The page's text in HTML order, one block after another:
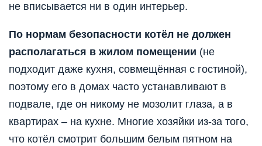
не вписывается ни в один интерьер.
По нормам безопасности котёл не должен
располагаться в жилом помещении (не
подходит даже кухня, совмещённая с гостиной),
поэтому его в домах часто устанавливают в
подвале, где он никому не мозолит глаза, а в
квартирах – на кухне. Многие хозяйки из-за того,
что котёл смотрит большим белым пятном на